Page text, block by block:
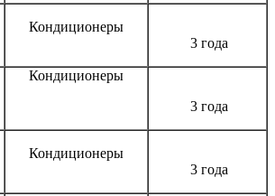
Кондиционеры
3 года
Кондиционеры
3 года
Кондиционеры
3 года